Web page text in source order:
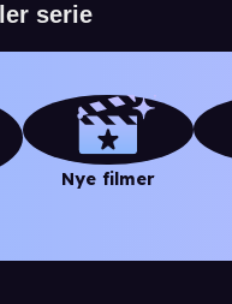
Nye filmer